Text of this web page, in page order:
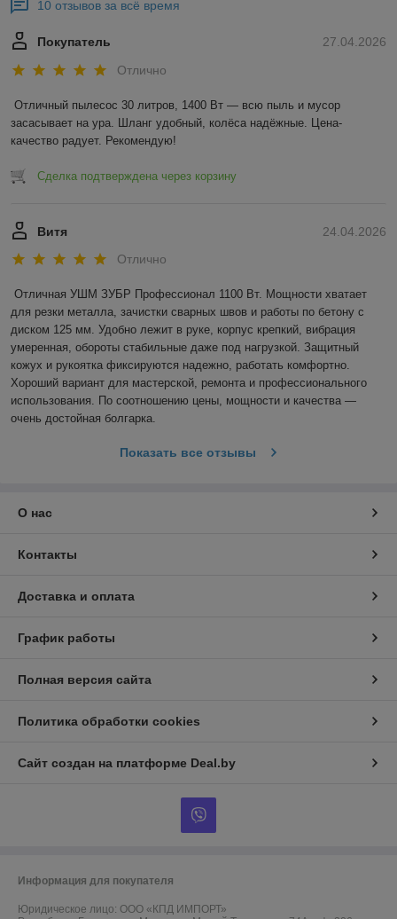
10 отзывов за всё время
27.04.2026
Покупатель
Отлично
Отличный пылесос 30 литров, 1400 Вт — всю пыль и мусор
засасывает на ура. Шланг удобный, колёса надёжные. Цена-
качество радует. Рекомендую!
Сделка подтверждена через корзину
24.04.2026
Витя
Отлично
Отличная УШМ ЗУБР Профессионал 1100 Вт. Мощности хватает
для резки металла, зачистки сварных швов и работы по бетону с
диском 125 мм. Удобно лежит в руке, корпус крепкий, вибрация
умеренная, обороты стабильные даже под нагрузкой. Защитный
кожух и рукоятка фиксируются надежно, работать комфортно.
Хороший вариант для мастерской, ремонта и профессионального
использования. По соотношению цены, мощности и качества —
очень достойная болгарка.
Показать все отзывы
О нас
Контакты
Доставка и оплата
График работы
Полная версия сайта
Политика обработки cookies
Сайт создан на платформе Deal.by
Информация для покупателя
Юридическое лицо: ООО «КПД ИМПОРТ»